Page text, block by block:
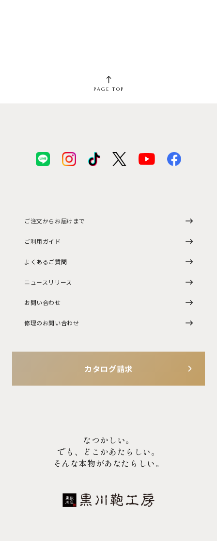
PAGE TOP
ご注文からお届けまで
ご利用ガイド
よくあるご質問
ニュースリリース
お問い合わせ
修理のお問い合わせ
カタログ請求
なつかしい。
でも、どこかあたらしい。
そんな本物があなたらしい。